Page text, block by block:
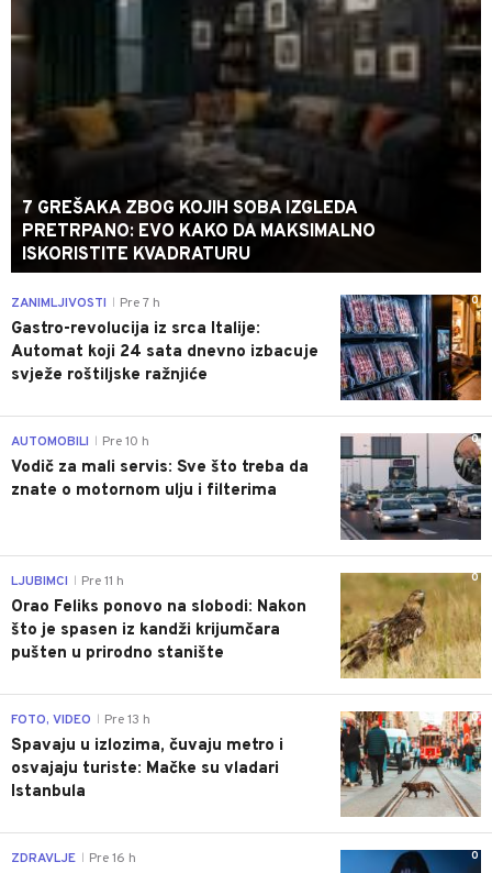
7 GREŠAKA ZBOG KOJIH SOBA IZGLEDA
PRETRPANO: EVO KAKO DA MAKSIMALNO
ISKORISTITE KVADRATURU
0
ZANIMLJIVOSTI Pre 7 h
Gastro-revolucija iz srca Italije:
Automat koji 24 sata dnevno izbacuje
svježe roštiljske ražnjiće
0
AUTOMOBILI Pre 10 h
Vodič za mali servis: Sve što treba da
znate o motornom ulju i filterima
0
LJUBIMCI Pre 11 h
Orao Feliks ponovo na slobodi: Nakon
što je spasen iz kandži krijumčara
pušten u prirodno stanište
0
FOTO, VIDEO Pre 13 h
Spavaju u izlozima, čuvaju metro i
osvajaju turiste: Mačke su vladari
Istanbula
0
ZDRAVLJE Pre 16 h